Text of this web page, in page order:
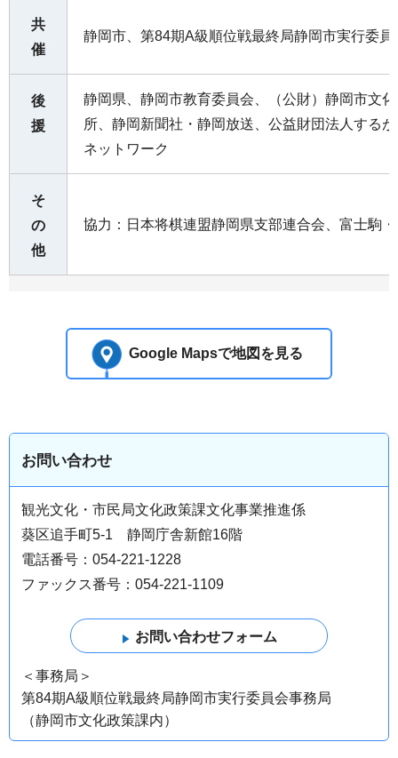
共
催
静岡市、第84期A級順位戦最終局静岡市実行委員
後
援
静岡県、静岡市教育委員会、（公財）静岡市文
所、静岡新聞社・静岡放送、公益財団法人する
ネットワーク
そ
の
他
協力：日本将棋連盟静岡県支部連合会、富士駒
Google Mapsで地図を見る
お問い合わせ
観光文化・市民局文化政策課文化事業推進係
葵区追手町5-1 静岡庁舎新館16階
電話番号：054-221-1228
ファックス番号：054-221-1109
＜事務局＞
第84期A級順位戦最終局静岡市実行委員会事務局
（静岡市文化政策課内）